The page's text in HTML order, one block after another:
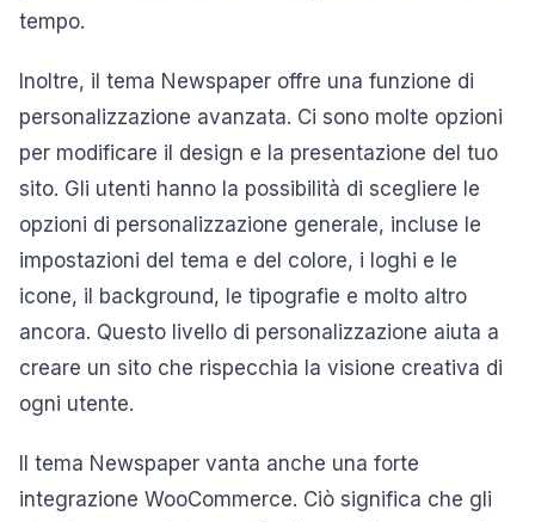
tempo.
Inoltre, il tema Newspaper offre una funzione di
personalizzazione avanzata. Ci sono molte opzioni
per modificare il design e la presentazione del tuo
sito. Gli utenti hanno la possibilità di scegliere le
opzioni di personalizzazione generale, incluse le
impostazioni del tema e del colore, i loghi e le
icone, il background, le tipografie e molto altro
ancora. Questo livello di personalizzazione aiuta a
creare un sito che rispecchia la visione creativa di
ogni utente.
Il tema Newspaper vanta anche una forte
integrazione WooCommerce. Ciò significa che gli